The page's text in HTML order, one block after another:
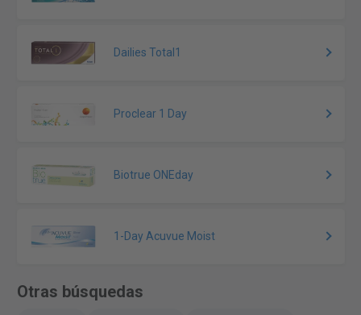
Dailies Total1
Proclear 1 Day
Biotrue ONEday
1-Day Acuvue Moist
Otras búsquedas